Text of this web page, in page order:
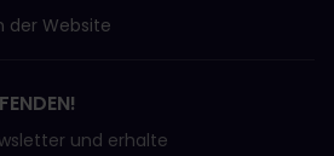
der Website
und erhalte